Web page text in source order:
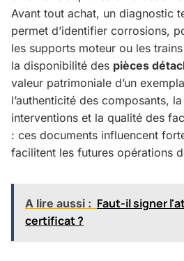
Avant tout achat, un diagnostic
permet d’identifier corrosions,
les supports moteur ou les
la disponibilité des pièces
valeur patrimoniale d’un
l’authenticité des composants,
interventions et la qualité des
: ces documents influencent
facilitent les futures opérations
A lire aussi : Faut-il signer
certificat ?